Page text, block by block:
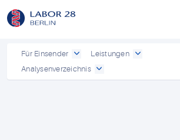
Für Einsender
Leistungen
Analysenverzeichnis